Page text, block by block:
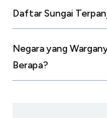
Daftar Sungai
Negara yang
Berapa?